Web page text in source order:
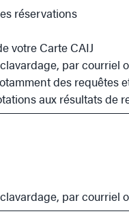
réservations
votre Carte CAIJ
par courriel
des
aux résultats de
par courriel